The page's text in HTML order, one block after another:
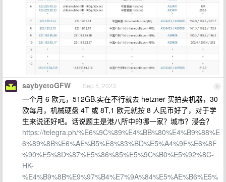
9
saybyetoGFW Sep 5, 2023
一个月 6 欧元，512GB.实在不行就去 hetzner 买拍卖机器，30
欧每月，机械硬盘 4T 或 8T,1 欧元就按 8 人民币好了，对于学
生来说还好吧。话说题主是港八所中的哪一家？城市？浸会？
https://telegra.ph/%E6%9C%89%E4%BB%80%E4%B9%88%E
6%89%8B%E6%AE%B5%E8%83%BD%E5%A4%9F%E6%8F
%90%E5%8D%87%E5%86%85%E5%9C%B0%E5%92%8C-
HK-
%E4%B9%8B%E9%97%B4%E7%9A%84%E5%AE%B6%E5%